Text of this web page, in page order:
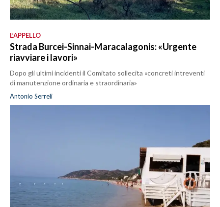
L’APPELLO
Strada Burcei-Sinnai-Maracalagonis: «Urgente
riavviare i lavori»
Dopo gli ultimi incidenti il Comitato sollecita «concreti intreventi
di manutenzione ordinaria e straordinaria»
Antonio Serreli